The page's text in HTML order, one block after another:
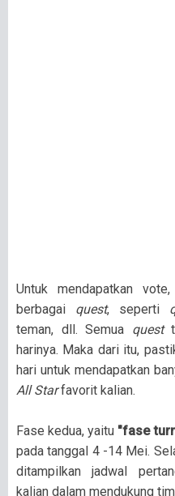
Untuk mendapatkan
berbagai quest, seperti
teman, dll. Semua quest
harinya. Maka dari itu,
hari untuk mendapatkan
All Starfavorit kalian.
Fase kedua, yaitu "fase
pada tanggal 4 -14 Mei.
ditampilkan jadwal
kalian dalam mendukung tim